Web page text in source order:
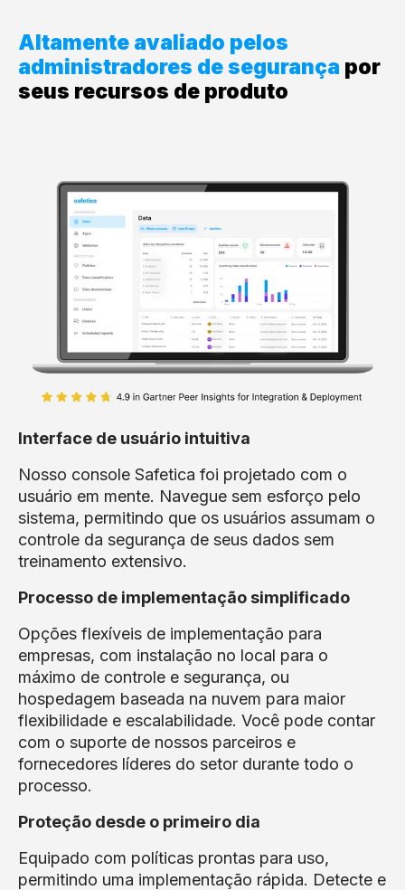
Altamente avaliado pelos
administradores de segurança por
seus recursos de produto
Interface de usuário intuitiva
Nosso console Safetica foi projetado com o
usuário em mente. Navegue sem esforço pelo
sistema, permitindo que os usuários assumam o
controle da segurança de seus dados sem
treinamento extensivo.
Processo de implementação simplificado
Opções flexíveis de implementação para
empresas, com instalação no local para o
máximo de controle e segurança, ou
hospedagem baseada na nuvem para maior
flexibilidade e escalabilidade. Você pode contar
com o suporte de nossos parceiros e
fornecedores líderes do setor durante todo o
processo.
Proteção desde o primeiro dia
Equipado com políticas prontas para uso,
permitindo uma implementação rápida. Detecte e